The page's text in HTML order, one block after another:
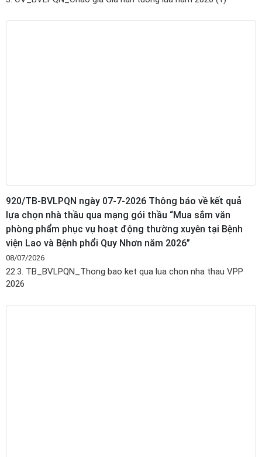
920/TB-BVLPQN ngày 07-7-2026 Thông báo về kết quả
lựa chọn nhà thầu qua mạng gói thầu “Mua sắm văn
phòng phẩm phục vụ hoạt động thường xuyên tại Bệnh
viện Lao và Bệnh phổi Quy Nhơn năm 2026”
08/07/2026
22.3. TB_BVLPQN_Thong bao ket qua lua chon nha thau VPP
2026